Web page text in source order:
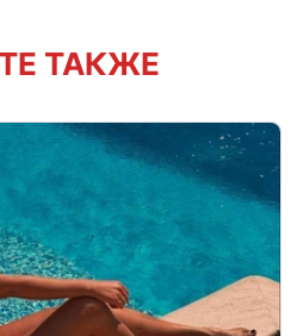
ТАКЖЕ